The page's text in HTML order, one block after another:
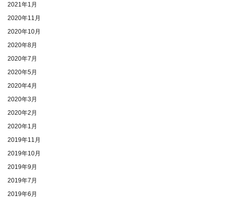
2021年1月
2020年11月
2020年10月
2020年8月
2020年7月
2020年5月
2020年4月
2020年3月
2020年2月
2020年1月
2019年11月
2019年10月
2019年9月
2019年7月
2019年6月